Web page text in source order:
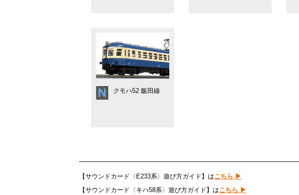
クモハ52 飯田線
【サウンドカード〈E233系〉遊び方ガイド】はこちら ▶
【サウンドカード〈キハ58系〉遊び方ガイド】はこちら ▶